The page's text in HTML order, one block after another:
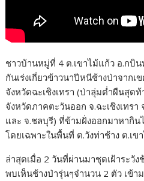
ชาวบ้านหมู่ที่ 4 ต.เขาไม้แก้ว อ.กบิ
กันเร่งเกี่ยวข้าวนาปีหนีช้างป่าจาก
จังหวัดฉะเชิงเทรา (ป่าลุ่มต่ำผืนสุด
จังหวัดภาคตะวันออก จ.ฉะเชิงเทรา
และ จ.ชลบุรี) ที่ข้ามฝั่งออกมาหากิ
โดยเฉพาะในพื้นที่ ต.วังท่าช้าง ต.เ
ล่าสุดเมื่อ 2 วันที่ผ่านมาชุดเฝ้าระวั
พบเห็นช้างป่ารุ่นๆจำนวน 2 ตัว เข้